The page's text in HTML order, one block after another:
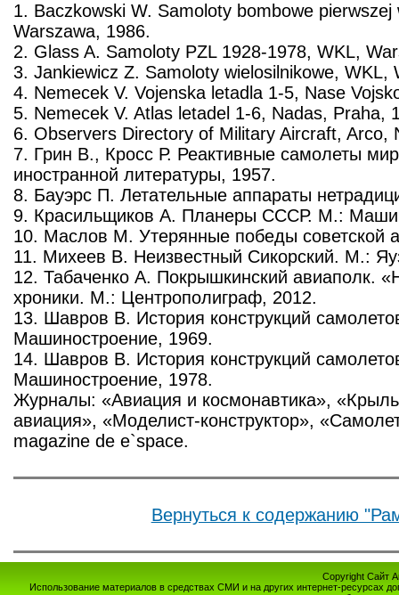
1. Baczkowski W. Samoloty bombowe
Warszawa, 1986.
2. Glass A. Samoloty PZL 1928-1978, WKL,
3. Jankiewicz Z. Samoloty wielosilnikowe, WKL,
4. Nemecek V. Vojenska letadla 1-5, Nase
5. Nemecek V. Atlas letadel 1-6, Nadas, Praha,
6. Observers Directory of Military Aircraft, Arco,
7. Грин В., Кросс Р. Реактивные самолеты
иностранной литературы, 1957.
8. Бауэрс П. Летательные аппараты
9. Красильщиков А. Планеры СССР. М.:
10. Маслов М. Утерянные победы советской
11. Михеев В. Неизвестный Сикорский. М.:
12. Табаченко А. Покрышкинский авиаполк.
хроники. М.: Центрополиграф, 2012.
13. Шавров В. История конструкций
Машиностроение, 1969.
14. Шавров В. История конструкций
Машиностроение, 1978.
Журналы: «Авиация и космонавтика»,
авиация», «Моделист-конструктор»,
magazine de e`spaсe.
Вернуться к содержанию
Copyright Сайт
Использование материалов в средствах СМИ и на других интернет-ресурсах